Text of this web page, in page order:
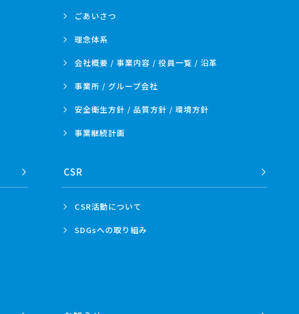
ごあいさつ
理念体系
会社概要 / 事業内容 / 役員一覧 / 沿革
事業所 / グループ会社
安全衛生方針 / 品質方針 / 環境方針
事業継続計画
CSR
CSR活動について
SDGsへの取り組み